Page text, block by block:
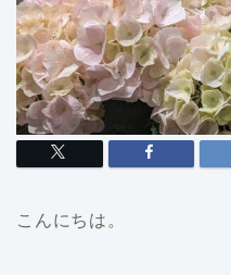
こんにちは。